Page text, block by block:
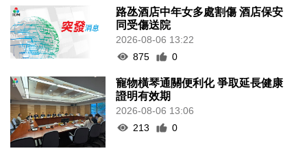
路氹酒店中年女多處割傷 酒店保安
同受傷送院
2026-08-06 13:22
875
0
寵物橫琴通關便利化 爭取延長健康
證明有效期
2026-08-06 13:06
213
0